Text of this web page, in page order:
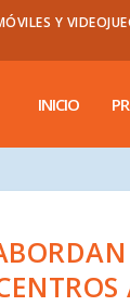
Y
INICIO